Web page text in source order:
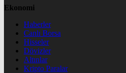
Ekonomi
Haberler
Canlı Borsa
Hisseler
Dövizler
Altınlar
Kripto Paralar